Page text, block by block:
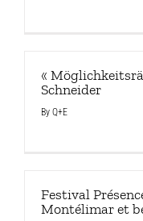
«
Schneider
By Q+E
Festival
Montélimar et